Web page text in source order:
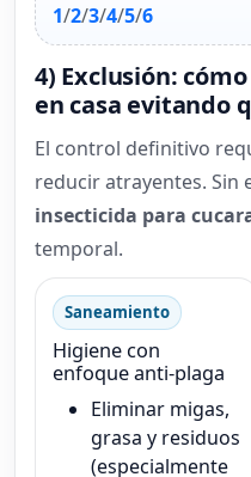
1/2/3/4/5/6
4) Exclusión:
en casa evitando
El control definitivo
reducir atrayentes. Sin
insecticida para
temporal.
Saneamiento
Higiene con
enfoque anti-plaga
Eliminar migas,
grasa y residuos
(especialmente